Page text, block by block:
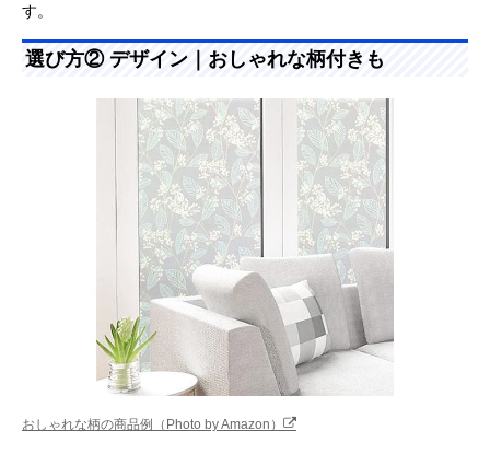
す。
選び方② デザイン｜おしゃれな柄付きも
おしゃれな柄の商品例（Photo by Amazon）